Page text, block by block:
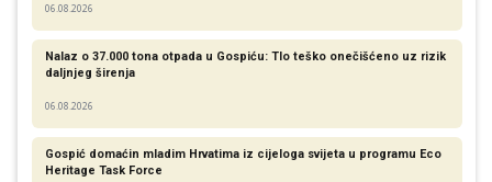
06.08.2026
Nalaz o 37.000 tona otpada u Gospiću: Tlo teško onečišćeno uz rizik
daljnjeg širenja
06.08.2026
Gospić domaćin mladim Hrvatima iz cijeloga svijeta u programu Eco
Heritage Task Force